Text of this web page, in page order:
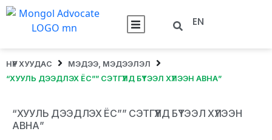
EN
НҮҮР ХУУДАС
МЭДЭЭ, МЭДЭЭЛЭЛ
“ХУУЛЬ ДЭЭДЛЭХ ЁС”” СЭТГҮҮЛД БҮТЭЭЛ ХҮЛЭЭН АВНА”
“ХУУЛЬ ДЭЭДЛЭХ ЁС”” СЭТГҮҮЛД БҮТЭЭЛ ХҮЛЭЭН
АВНА”